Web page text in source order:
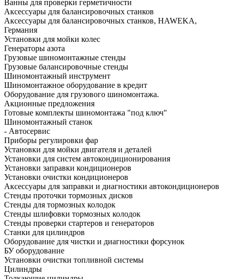
Ванны для проверки герметичности
Аксессуары для балансировочных станков
Аксессуары для балансировочных станков, HAWEKA,
Германия
Установки для мойки колес
Генераторы азота
Грузовые шиномонтажные стенды
Грузовые балансировочные стенды
Шиномонтажный инструмент
Шиномонтажное оборудование в кредит
Оборудование для грузового шиномонтажа.
Акционные предложения
Готовые комплекты шиномонтажа "под ключ"
Шиномонтажный станок
- Автосервис
Приборы регулировки фар
Установки для мойки двигателя и деталей
Установки для систем автокондиционирования
Установки заправки кондиционеров
Установки очистки кондиционеров
Аксессуары для заправки и диагностики автокондиционеров
Стенды проточки тормозных дисков
Стенды для тормозных колодок
Стенды шлифовки тормозных колодок
Стенды проверки стартеров и генераторов
Станки для цилиндров
Оборудование для чистки и диагностики форсунок
БУ оборудование
Установки очистки топливной системы
Цилиндры